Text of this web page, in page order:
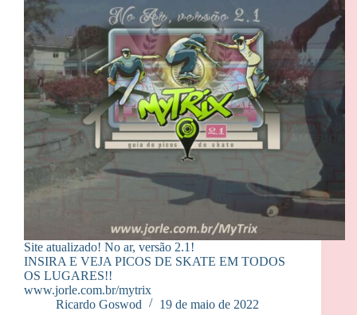
Site atualizado! No ar, versão 2.1!
INSIRA E VEJA PICOS DE SKATE EM TODOS
OS LUGARES!!
www.jorle.com.br/mytrix
Ricardo Goswod
19 de maio de 2022